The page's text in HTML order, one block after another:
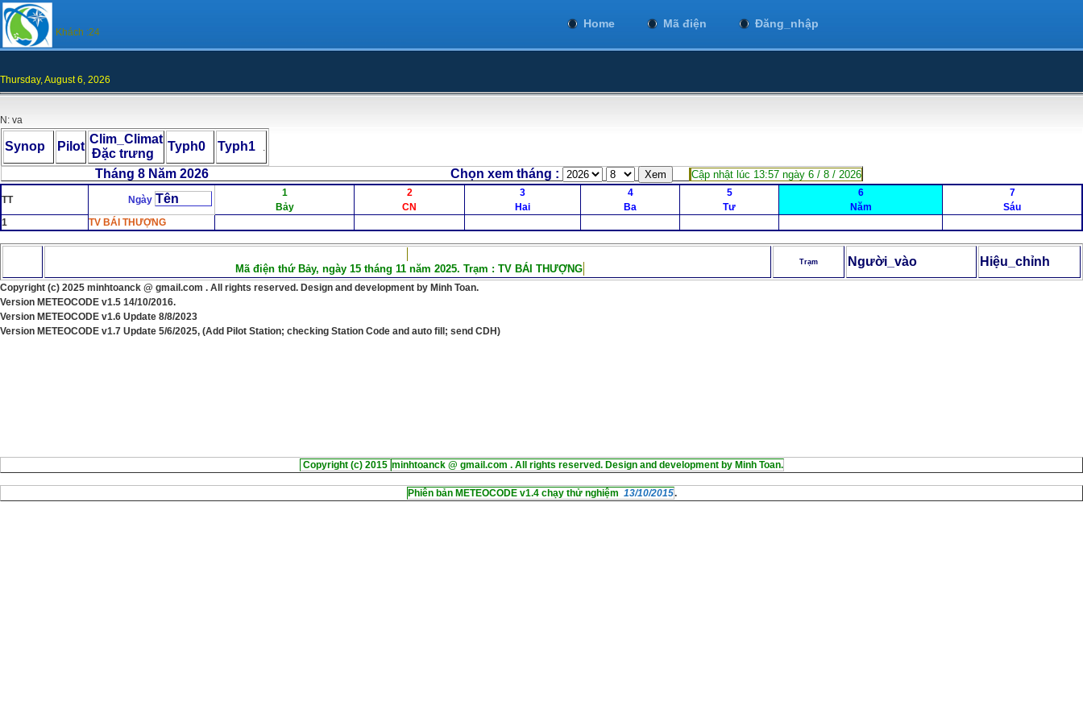
Home Mã điện Đăng_nhập
Khách :24
Thursday, August 6, 2026
N: va
Synop Pilot
Clim_Climat
Đặc trưng
Typh0 Typh1 .
Tháng 8 Năm 2026 Chọn xem tháng : Cập nhật lúc 13:57 ngày 6 / 8 / 2026
TT Ngày Tên
1
Bảy
2
CN
3
Hai
4
Ba
5
Tư
6
Năm
7
Sáu
1
TV BÁI THƯỢNG
Mã điện thứ Bảy, ngày 15 tháng 11 năm 2025. Trạm : TV BÁI THƯỢNG
Trạm Người_vào Hiệu_chỉnh
Copyright (c) 2025 minhtoanck @ gmail.com . All rights reserved. Design and development by Minh Toan.
Version METEOCODE v1.5 14/10/2016.
Version METEOCODE v1.6 Update 8/8/2023
Version METEOCODE v1.7 Update 5/6/2025, (Add Pilot Station; checking Station Code and auto fill; send CDH)
Copyright (c) 2015 minhtoanck @ gmail.com . All rights reserved. Design and development by Minh Toan.
Phiên bản METEOCODE v1.4 chạy thử nghiệm 13/10/2015.